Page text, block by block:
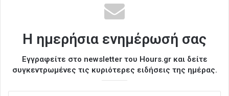
Η ημερήσια ενημέρωσή σας
Εγγραφείτε στο newsletter του Hours.gr και δείτε
συγκεντρωμένες τις κυριότερες ειδήσεις της ημέρας.